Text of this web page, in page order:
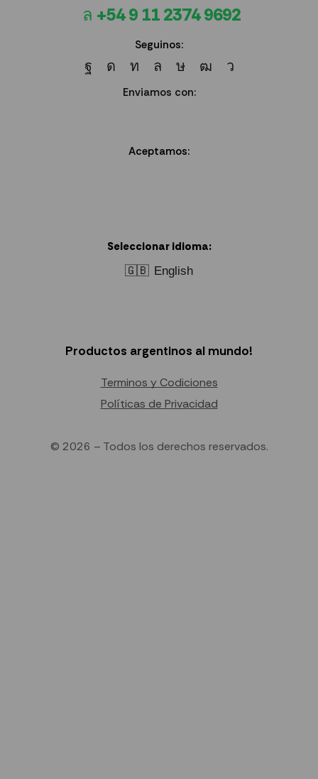
+54 9 11 2374 9692
Seguinos:
Enviamos con:
Aceptamos:
Seleccionar idioma:
🇬🇧 English
Productos argentinos al mundo!
Terminos y Codiciones
Políticas de Privacidad
© 2026 – Todos los derechos reservados.